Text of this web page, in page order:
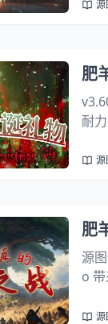
6 源
肥
耐
道源
肥
源
o
源